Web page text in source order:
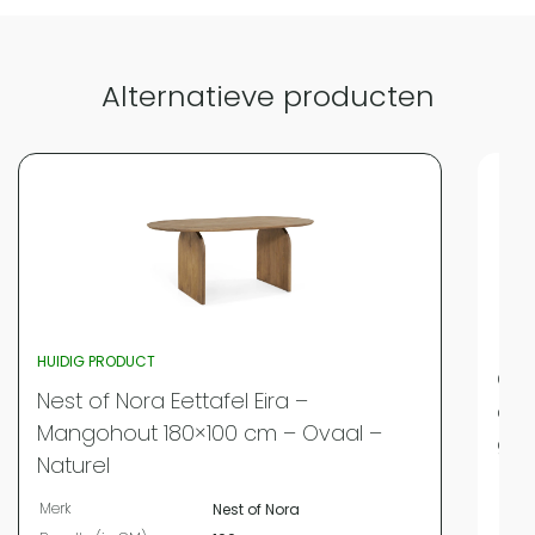
Alternatieve producten
HUIDIG PRODUCT
Nest of Nora Eettafel Eira –
Mangohout 180×100 cm – Ovaal –
Naturel
Merk
Nest of Nora
cm